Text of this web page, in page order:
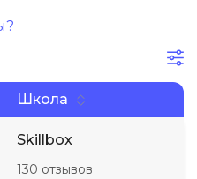
Школа
Skillbox
130 отзывов